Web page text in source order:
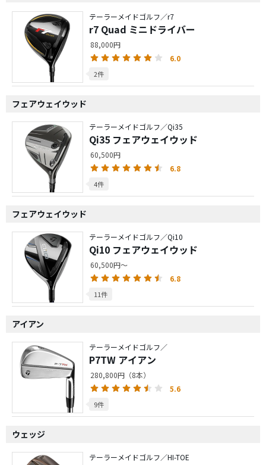
テーラーメイドゴルフ／r7
r7 Quad ミニドライバー
88,000円
6.0
2件
フェアウェイウッド
テーラーメイドゴルフ／Qi35
Qi35 フェアウェイウッド
60,500円
6.8
4件
フェアウェイウッド
テーラーメイドゴルフ／Qi10
Qi10 フェアウェイウッド
60,500円～
6.8
11件
アイアン
テーラーメイドゴルフ／
P7TW アイアン
280,800円（8本）
5.6
9件
ウェッジ
テーラーメイドゴルフ／HI-TOE